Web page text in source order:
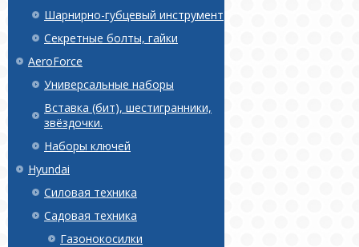
Шарнирно-губцевый инструмент
Секретные болты, гайки
AeroForce
Универсальные наборы
Вставка (бит), шестигранники,
звёздочки.
Наборы ключей
Hyundai
Силовая техника
Садовая техника
Газонокосилки